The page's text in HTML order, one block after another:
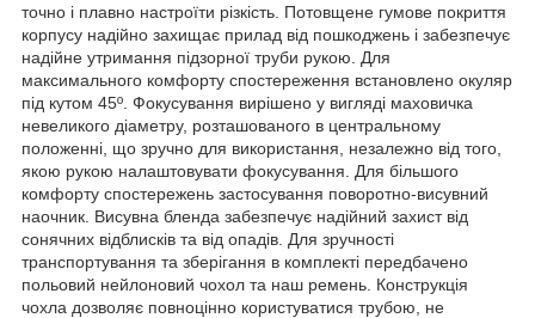
точно і плавно настроїти різкість. Потовщене гумове покриття
корпусу надійно захищає прилад від пошкоджень і забезпечує
надійне утримання підзорної труби рукою. Для
максимального комфорту спостереження встановлено окуляр
під кутом 45º. Фокусування вирішено у вигляді маховичка
невеликого діаметру, розташованого в центральному
положенні, що зручно для використання, незалежно від того,
якою рукою налаштовувати фокусування. Для більшого
комфорту спостережень застосування поворотно-висувний
наочник. Висувна бленда забезпечує надійний захист від
сонячних відблисків та від опадів. Для зручності
транспортування та зберігання в комплекті передбачено
польовий нейлоновий чохол та наш ремень. Конструкція
чохла дозволяє повноцінно користуватися трубою, не